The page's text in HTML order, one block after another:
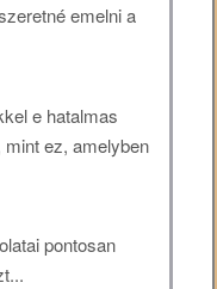
emelni a
e hatalmas
ez, amelyben
pontosan